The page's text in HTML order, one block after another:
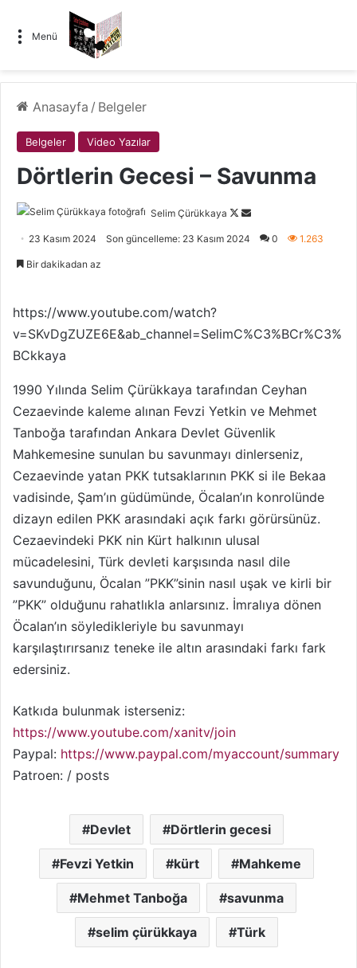
Menü
Anasayfa / Belgeler
Belgeler Video Yazılar
Dörtlerin Gecesi – Savunma
Selim Çürükkaya
Follow
Bir
23 Kasım 2024 Son güncelleme: 23 Kasım 2024 0 1.263
Bir dakikadan az
https://www.youtube.com/watch?
v=SKvDgZUZE6E&ab_channel=SelimC%C3%BCr%C3%
BCkkaya
1990 Yılında Selim Çürükkaya tarafından Ceyhan
Cezaevinde kaleme alınan Fevzi Yetkin ve Mehmet
Tanboğa tarafından Ankara Devlet Güvenlik
Mahkemesine sunulan bu savunmayı dinlerseniz,
Cezaevinde yatan PKK tutsaklarının PKK si ile Bekaa
vadisinde, Şam’ın güdümünde, Öcalan’ın konrolünde
dizayn edilen PKK arasındaki açık farkı görürsünüz.
Cezaevindeki PKK nin Kürt halkının ulusal
mücadelesini, Türk devleti karşısında nasıl dile
savunduğunu, Öcalan ”PKK”sinin nasıl uşak ve kirli bir
”PKK” olduğunu rahatlıkla anlarsınız. İmralıya dönen
Öcalan’ın söyledikleriyle bu savunmayı
karşılaştırırsanız teneke ile altın arasındaki farkı fark
edersiniz.
Katkıda bulunmak isterseniz:
https://www.youtube.com/xanitv/join
Paypal: https://www.paypal.com/myaccount/summary
Patroen: / posts
Devlet Dörtlerin gecesi
Fevzi Yetkin kürt Mahkeme
Mehmet Tanboğa savunma
selim çürükkaya Türk